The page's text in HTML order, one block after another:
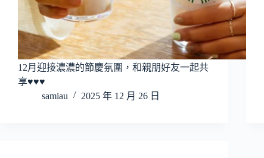
12月迎接濃濃的節慶氛圍，和親朋好友一起共
享♥♥♥
samiau
2025 年 12 月 26 日